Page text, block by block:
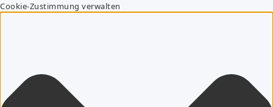
Cookie-Zustimmung verwalten